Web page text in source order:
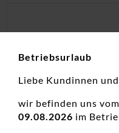
Betriebsurlaub
Liebe Kundinnen
wir befinden uns vom
09.08.2026 im